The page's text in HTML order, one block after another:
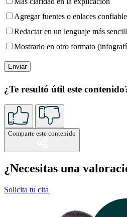
Agregar fuentes o enlaces
Redactar en un lenguaje más
Mostrarlo en otro formato
¿Te resultó útil este
Comparte este contenido
¿Necesitas una
Solicita tu cita